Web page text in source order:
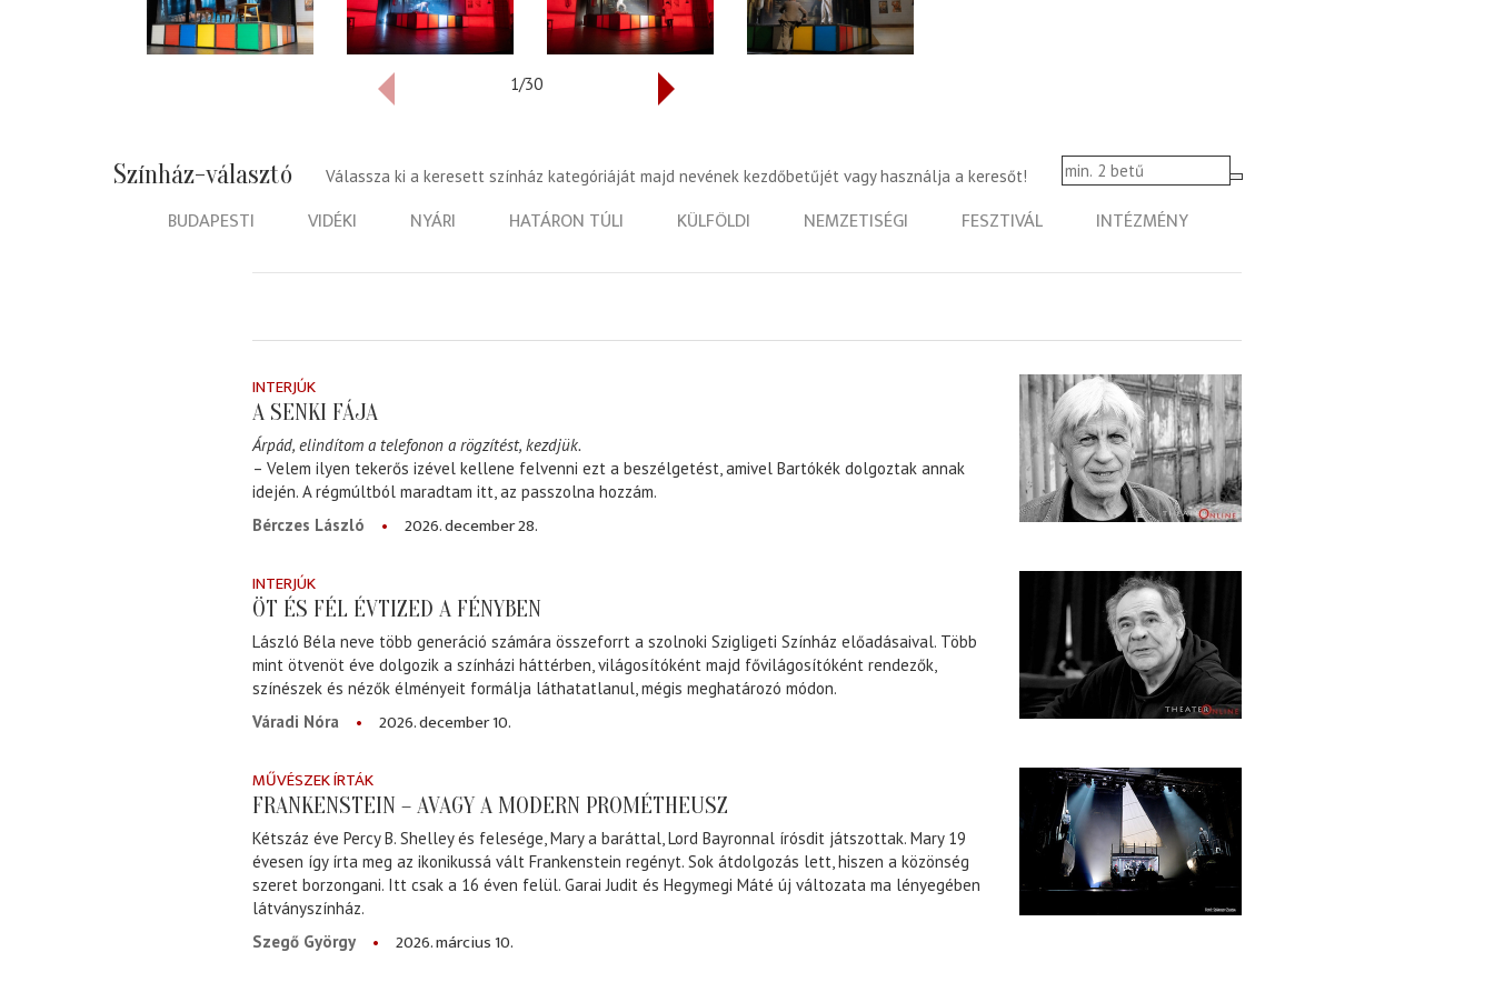
1/30
Színház-választó Válassza ki a keresett színház kategóriáját majd nevének kezdőbetűjét vagy használja a keresőt!
BUDAPESTI VIDÉKI NYÁRI HATÁRON TÚLI KÜLFÖLDI NEMZETISÉGI FESZTIVÁL INTÉZMÉNY
INTERJÚK
A SENKI FÁJA
Árpád, elindítom a telefonon a rögzítést, kezdjük.
– Velem ilyen tekerős izével kellene felvenni ezt a beszélgetést, amivel Bartókék dolgoztak annak
idején. A régmúltból maradtam itt, az passzolna hozzám.
Bérczes László
2026. december 28.
INTERJÚK
ÖT ÉS FÉL ÉVTIZED A FÉNYBEN
László Béla neve több generáció számára összeforrt a szolnoki Szigligeti Színház előadásaival. Több
mint ötvenöt éve dolgozik a színházi háttérben, világosítóként majd fővilágosítóként rendezők,
színészek és nézők élményeit formálja láthatatlanul, mégis meghatározó módon.
Váradi Nóra
2026. december 10.
MŰVÉSZEK ÍRTÁK
FRANKENSTEIN – AVAGY A MODERN PROMÉTHEUSZ
Kétszáz éve Percy B. Shelley és felesége, Mary a baráttal, Lord Bayronnal írósdit játszottak. Mary 19
évesen így írta meg az ikonikussá vált Frankenstein regényt. Sok átdolgozás lett, hiszen a közönség
szeret borzongani. Itt csak a 16 éven felül. Garai Judit és Hegymegi Máté új változata ma lényegében
látványszínház.
Szegő György
2026. március 10.